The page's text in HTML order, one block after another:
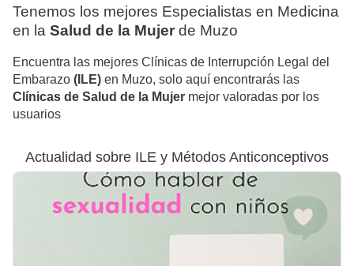
Tenemos los mejores Especialistas en Medicina
en la Salud de la Mujer de Muzo
Encuentra las mejores Clínicas de Interrupción Legal del
Embarazo (ILE) en Muzo, solo aquí encontrarás las
Clínicas de Salud de la Mujer mejor valoradas por los
usuarios
Actualidad sobre ILE y Métodos Anticonceptivos